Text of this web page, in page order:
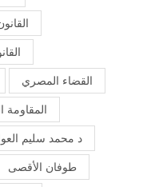
القضاء المصري
المقاومة
د محمد سليم
طوفان الأقصى